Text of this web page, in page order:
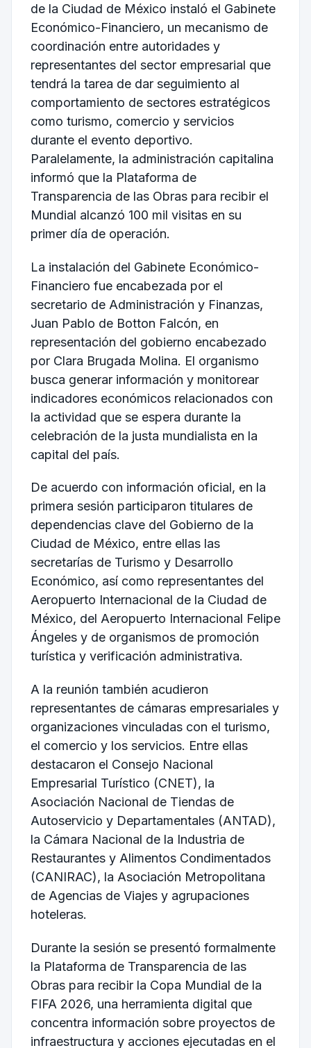
de la Ciudad de México instaló el Gabinete
Económico-Financiero, un mecanismo de
coordinación entre autoridades y
representantes del sector empresarial que
tendrá la tarea de dar seguimiento al
comportamiento de sectores estratégicos
como turismo, comercio y servicios
durante el evento deportivo.
Paralelamente, la administración capitalina
informó que la Plataforma de
Transparencia de las Obras para recibir el
Mundial alcanzó 100 mil visitas en su
primer día de operación.
La instalación del Gabinete Económico-
Financiero fue encabezada por el
secretario de Administración y Finanzas,
Juan Pablo de Botton Falcón, en
representación del gobierno encabezado
por Clara Brugada Molina. El organismo
busca generar información y monitorear
indicadores económicos relacionados con
la actividad que se espera durante la
celebración de la justa mundialista en la
capital del país.
De acuerdo con información oficial, en la
primera sesión participaron titulares de
dependencias clave del Gobierno de la
Ciudad de México, entre ellas las
secretarías de Turismo y Desarrollo
Económico, así como representantes del
Aeropuerto Internacional de la Ciudad de
México, del Aeropuerto Internacional Felipe
Ángeles y de organismos de promoción
turística y verificación administrativa.
A la reunión también acudieron
representantes de cámaras empresariales y
organizaciones vinculadas con el turismo,
el comercio y los servicios. Entre ellas
destacaron el Consejo Nacional
Empresarial Turístico (CNET), la
Asociación Nacional de Tiendas de
Autoservicio y Departamentales (ANTAD),
la Cámara Nacional de la Industria de
Restaurantes y Alimentos Condimentados
(CANIRAC), la Asociación Metropolitana
de Agencias de Viajes y agrupaciones
hoteleras.
Durante la sesión se presentó formalmente
la Plataforma de Transparencia de las
Obras para recibir la Copa Mundial de la
FIFA 2026, una herramienta digital que
concentra información sobre proyectos de
infraestructura y acciones ejecutadas en el